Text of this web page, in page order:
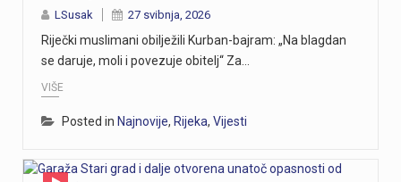
LSusak 27 svibnja, 2026
Riječki muslimani obilježili Kurban-bajram: „Na blagdan
se daruje, moli i povezuje obitelj“ Za…
VIŠE
Posted in Najnovije, Rijeka, Vijesti